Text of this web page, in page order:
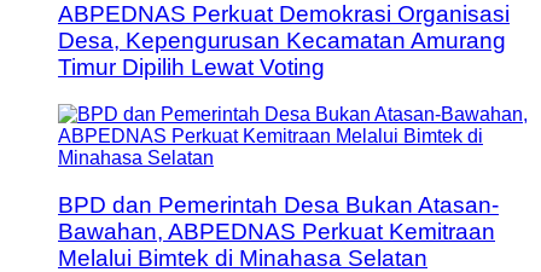
ABPEDNAS Perkuat Demokrasi Organisasi
Desa, Kepengurusan Kecamatan Amurang
Timur Dipilih Lewat Voting
BPD dan Pemerintah Desa Bukan Atasan-
Bawahan, ABPEDNAS Perkuat Kemitraan
Melalui Bimtek di Minahasa Selatan